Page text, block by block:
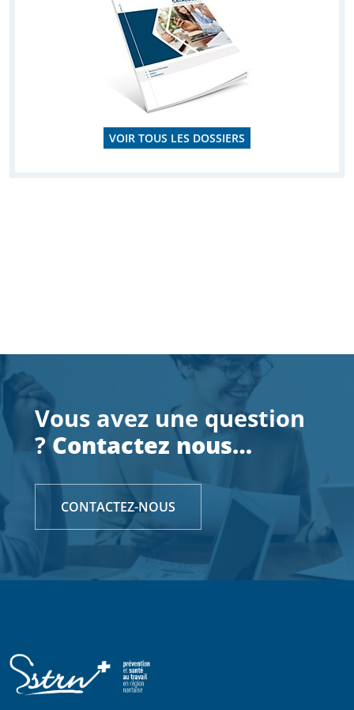
VOIR TOUS LES DOSSIERS
Vous avez une question
?Contactez nous…
CONTACTEZ-NOUS